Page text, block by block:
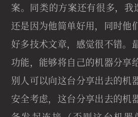
案。同类的方案还有很多，
还是因为他简单好用，同时他
好多技术文章，感觉很不错。
功能，能够将自己的机器分享
别人可以向这台分享出去的机
安全考虑，这台分享出去的机